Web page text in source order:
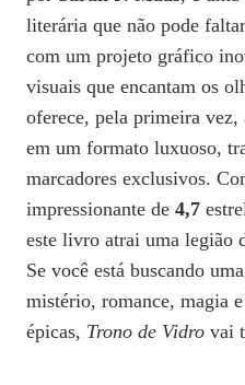
literária que não pode
com um projeto gráfico
visuais que encantam os
oferece, pela primeira
em um formato luxuoso,
marcadores exclusivos.
impressionante de 4,7
este livro atrai uma legião
Se você está buscando
mistério, romance, magia
épicas, Trono de Vidro vai